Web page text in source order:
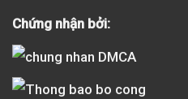
Chứng nhận bởi: